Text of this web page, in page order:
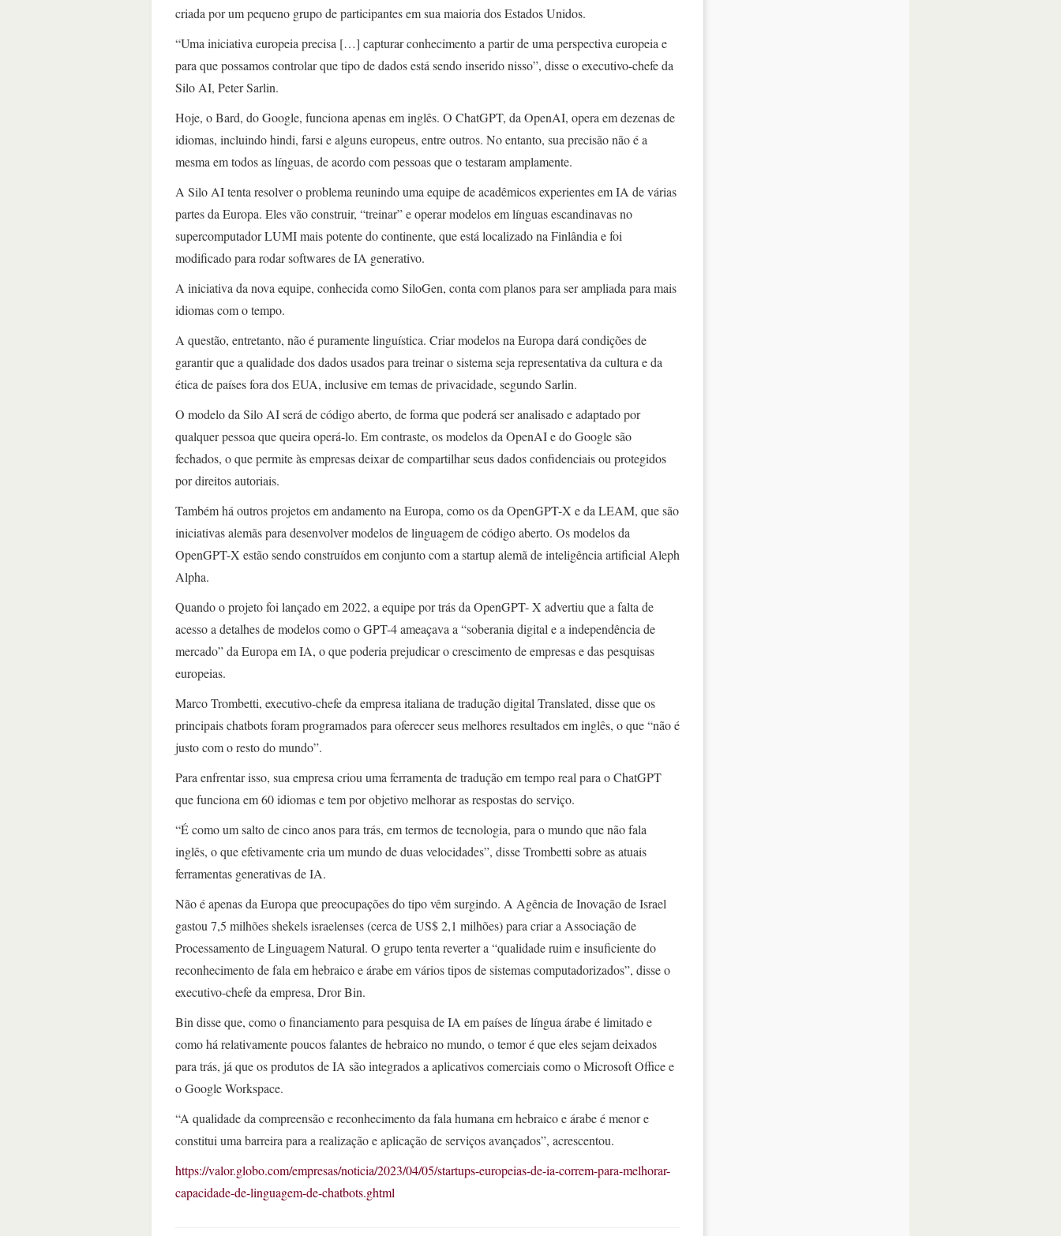
criada por um pequeno grupo de participantes em sua maioria dos Estados Unidos.
“Uma iniciativa europeia precisa […] capturar conhecimento a partir de uma perspectiva europeia e
para que possamos controlar que tipo de dados está sendo inserido nisso”, disse o executivo-chefe da
Silo AI, Peter Sarlin.
Hoje, o Bard, do Google, funciona apenas em inglês. O ChatGPT, da OpenAI, opera em dezenas de
idiomas, incluindo hindi, farsi e alguns europeus, entre outros. No entanto, sua precisão não é a
mesma em todos as línguas, de acordo com pessoas que o testaram amplamente.
A Silo AI tenta resolver o problema reunindo uma equipe de acadêmicos experientes em IA de várias
partes da Europa. Eles vão construir, “treinar” e operar modelos em línguas escandinavas no
supercomputador LUMI mais potente do continente, que está localizado na Finlândia e foi
modificado para rodar softwares de IA generativo.
A iniciativa da nova equipe, conhecida como SiloGen, conta com planos para ser ampliada para mais
idiomas com o tempo.
A questão, entretanto, não é puramente linguística. Criar modelos na Europa dará condições de
garantir que a qualidade dos dados usados para treinar o sistema seja representativa da cultura e da
ética de países fora dos EUA, inclusive em temas de privacidade, segundo Sarlin.
O modelo da Silo AI será de código aberto, de forma que poderá ser analisado e adaptado por
qualquer pessoa que queira operá-lo. Em contraste, os modelos da OpenAI e do Google são
fechados, o que permite às empresas deixar de compartilhar seus dados confidenciais ou protegidos
por direitos autoriais.
Também há outros projetos em andamento na Europa, como os da OpenGPT-X e da LEAM, que são
iniciativas alemãs para desenvolver modelos de linguagem de código aberto. Os modelos da
OpenGPT-X estão sendo construídos em conjunto com a startup alemã de inteligência artificial Aleph
Alpha.
Quando o projeto foi lançado em 2022, a equipe por trás da OpenGPT- X advertiu que a falta de
acesso a detalhes de modelos como o GPT-4 ameaçava a “soberania digital e a independência de
mercado” da Europa em IA, o que poderia prejudicar o crescimento de empresas e das pesquisas
europeias.
Marco Trombetti, executivo-chefe da empresa italiana de tradução digital Translated, disse que os
principais chatbots foram programados para oferecer seus melhores resultados em inglês, o que “não é
justo com o resto do mundo”.
Para enfrentar isso, sua empresa criou uma ferramenta de tradução em tempo real para o ChatGPT
que funciona em 60 idiomas e tem por objetivo melhorar as respostas do serviço.
“É como um salto de cinco anos para trás, em termos de tecnologia, para o mundo que não fala
inglês, o que efetivamente cria um mundo de duas velocidades”, disse Trombetti sobre as atuais
ferramentas generativas de IA.
Não é apenas da Europa que preocupações do tipo vêm surgindo. A Agência de Inovação de Israel
gastou 7,5 milhões shekels israelenses (cerca de US$ 2,1 milhões) para criar a Associação de
Processamento de Linguagem Natural. O grupo tenta reverter a “qualidade ruim e insuficiente do
reconhecimento de fala em hebraico e árabe em vários tipos de sistemas computadorizados”, disse o
executivo-chefe da empresa, Dror Bin.
Bin disse que, como o financiamento para pesquisa de IA em países de língua árabe é limitado e
como há relativamente poucos falantes de hebraico no mundo, o temor é que eles sejam deixados
para trás, já que os produtos de IA são integrados a aplicativos comerciais como o Microsoft Office e
o Google Workspace.
“A qualidade da compreensão e reconhecimento da fala humana em hebraico e árabe é menor e
constitui uma barreira para a realização e aplicação de serviços avançados”, acrescentou.
https://valor.globo.com/empresas/noticia/2023/04/05/startups-europeias-de-ia-correm-para-melhorar-
capacidade-de-linguagem-de-chatbots.ghtml